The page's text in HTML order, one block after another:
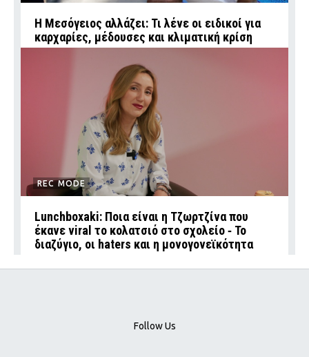
Η Μεσόγειος αλλάζει: Τι λένε οι ειδικοί για
καρχαρίες, μέδουσες και κλιματική κρίση
REC MODE
Lunchboxaki: Ποια είναι η Τζωρτζίνα που
έκανε viral το κολατσιό στο σχολείο ‑ Το
διαζύγιο, οι haters και η μονογονεϊκότητα
Follow Us